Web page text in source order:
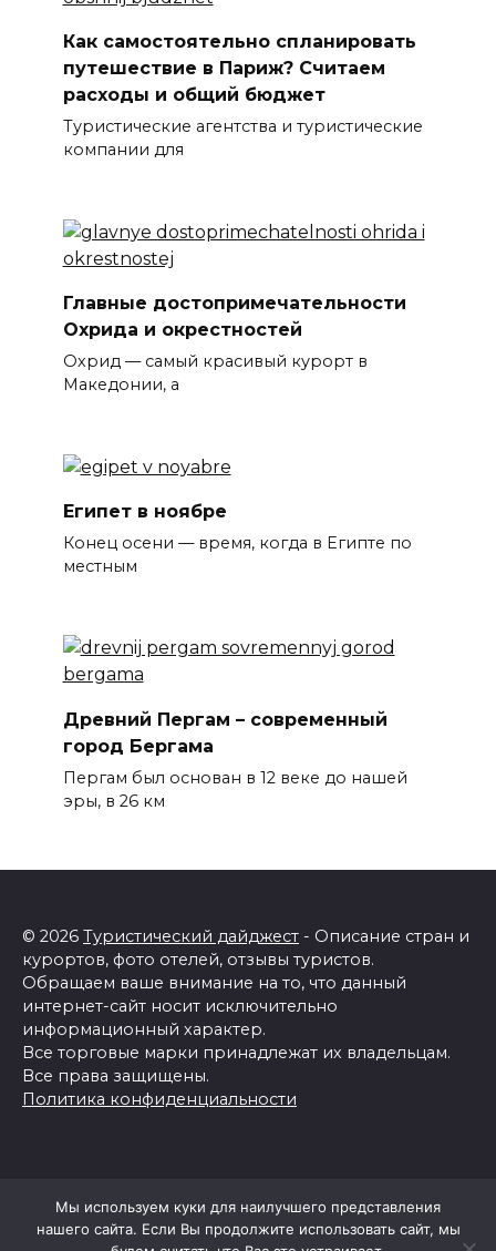
Как самостоятельно спланировать
путешествие в Париж? Считаем
расходы и общий бюджет
Туристические агентства и туристические
компании для
Главные достопримечательности
Охрида и окрестностей
Охрид — самый красивый курорт в
Македонии, а
Египет в ноябре
Конец осени — время, когда в Египте по
местным
Древний Пергам – современный
город Бергама
Пергам был основан в 12 веке до нашей
эры, в 26 км
© 2026 Туристический дайджест - Описание стран и
курортов, фото отелей, отзывы туристов.
Обращаем ваше внимание на то, что данный
интернет-сайт носит исключительно
информационный характер.
Все торговые марки принадлежат их владельцам.
Все права защищены.
Политика конфиденциальности
Мы используем куки для наилучшего представления
нашего сайта. Если Вы продолжите использовать сайт, мы